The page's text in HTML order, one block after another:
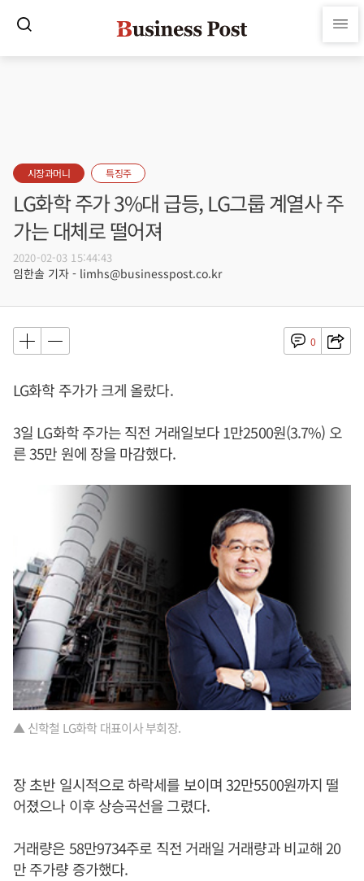
시장과머니 특징주
LG화학 주가 3%대 급등, LG그룹 계열사 주
가는 대체로 떨어져
2020-02-03 15:44:43
임한솔 기자 - limhs@businesspost.co.kr
0
LG화학 주가가 크게 올랐다.
3일 LG화학 주가는 직전 거래일보다 1만2500원(3.7%) 오
른 35만 원에 장을 마감했다.
▲ 신학철 LG화학 대표이사 부회장.
장 초반 일시적으로 하락세를 보이며 32만5500원까지 떨
어졌으나 이후 상승곡선을 그렸다.
거래량은 58만9734주로 직전 거래일 거래량과 비교해 20
만 주가량 증가했다.